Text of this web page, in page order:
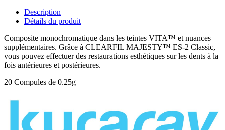
Description
Détails du produit
Composite monochromatique dans les teintes VITA™ et nuances
supplémentaires. Grâce à CLEARFIL MAJESTY™ ES-2 Classic,
vous pouvez effectuer des restaurations esthétiques sur les dents à la
fois antérieures et postérieures.
20 Compules de 0.25g